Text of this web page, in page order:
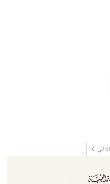
التالي